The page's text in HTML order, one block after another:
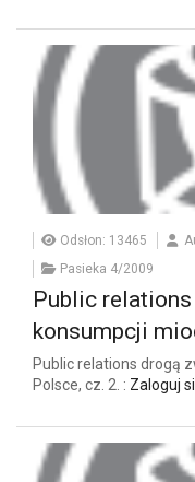
Odsłon: 13465
Pasieka 4/2009
Public
konsumpcji
Public relations drogą
Polsce, cz. 2. : Zaloguj